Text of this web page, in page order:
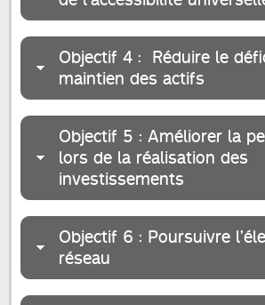
Objectif 4 : Réduire le
maintien des actifs
Objectif 5 : Améliorer la
lors de la réalisation des
investissements
Objectif 6 : Poursuivre
réseau